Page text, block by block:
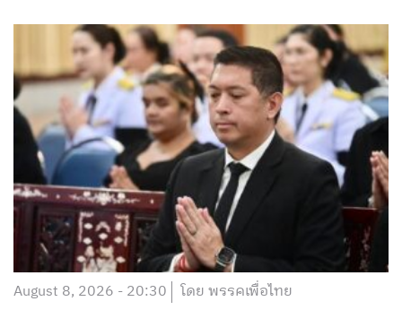
August 8, 2026 - 20:30 โดย พรรคเพื่อไทย